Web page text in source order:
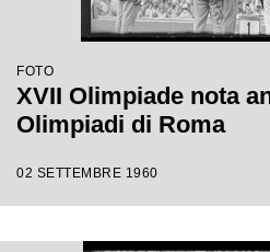
FOTO
XVII Olimpiade nota
Olimpiadi di Roma
02 SETTEMBRE 1960